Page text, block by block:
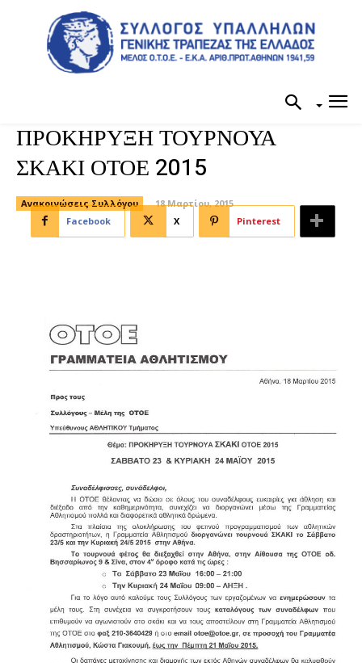
ΠΡΟΚΗΡΥΞΗ ΤΟΥΡΝΟΥΑ
ΣΚΑΚΙ ΟΤΟΕ 2015
Ανακοινώσεις Συλλόγου
18 Μαρτίου, 2015
Facebook
X Pinterest